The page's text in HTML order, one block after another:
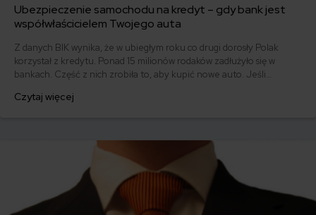
Ubezpieczenie samochodu na kredyt – gdy bank jest
współwłaścicielem Twojego auta
Z danych BIK wynika, że w ubiegłym roku co drugi dorosły Polak
korzystał z kredytu. Ponad 15 milionów rodaków zadłużyło się w
bankach. Część z nich zrobiła to, aby kupić nowe auto. Jeśli
ubezpieczenie samochodu na kredyt.
Czytaj więcej